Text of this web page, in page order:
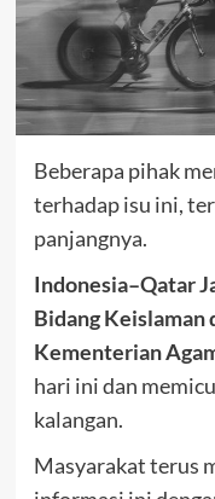
Beberapa pihak
terhadap isu ini,
panjangnya.
Indonesia–Qatar
Bidang Keislaman
Kementerian
hari ini dan
kalangan.
Masyarakat terus